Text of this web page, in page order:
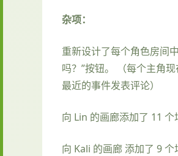
杂项：
重新设计了每个角色房间
吗？”按钮。 （每个主角
最近的事件发表评论）
向 Lin 的画廊添加了 11 个
向 Kali 的画廊 添加了 9 个